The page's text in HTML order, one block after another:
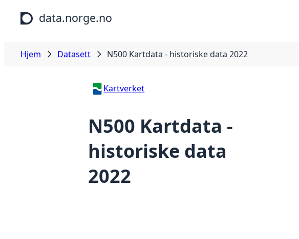
Hopp til hovedinnhold
data.norge.no
Hjem Datasett N500 Kartdata - historiske data 2022
Kartverket
N500 Kartdata -
historiske data
2022